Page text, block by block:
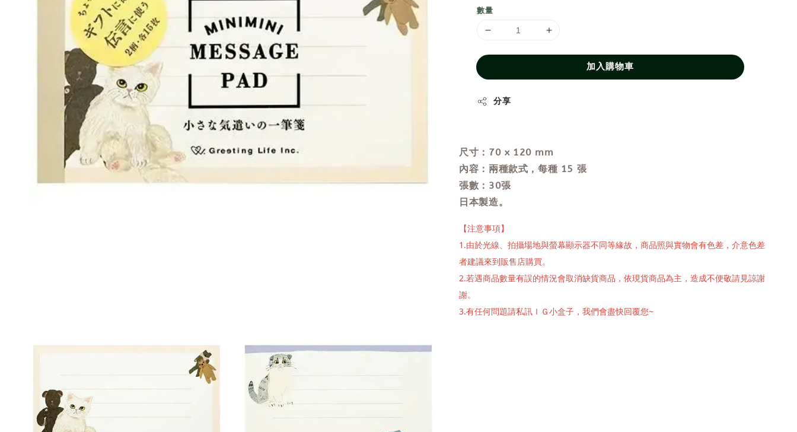
數量
加入購物車
分享
尺寸：70 x 120 mm
內容：兩種款式，每種 15 張
張數：30張
日本製造。
【注意事項】
1.由於光線、拍攝場地與螢幕顯示器不同等緣故，商品照與實物會有色差，介意色差
者建議來到販售店購買。
2.若遇商品數量有誤的情況會取消缺貨商品，依現貨商品為主，造成不便敬請見諒謝
謝。
3.有任何問題請私訊ＩＧ小盒子，我們會盡快回覆您~